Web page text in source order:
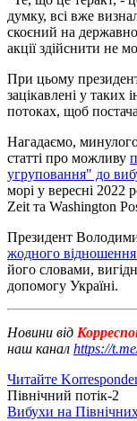
думку, всі вже
скоєний на
акції здійснити не
При цьому
зацікавлені у таких
потоках, щоб
Нагадаємо,
статті про можливу
угруповання" до
морі у вересні 2022
Zeit та Washington
Президент
жодного відношення
його словами,
допомогу Україні.
Новини від
наш канал https://
Читайте
Північний потік-2
Вибухи на